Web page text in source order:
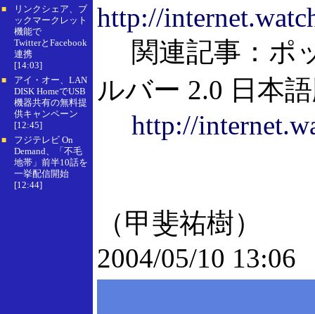
■
リンクシェア、ブ
ックマークレット
機能で
TwitterとFacebook
連携
[14:03]
■
アイ・オー、LAN
DISK HomeでUSB
機器共有の無料提
供キャンペーン
[12:45]
■
フジテレビ On
Demand、「不毛
地帯」前半10話を
一挙配信開始
[12:44]
http://
関連記事：ポ
ルバー 2.0 日本
http://
（甲斐祐樹）
2004/05/10 13:06